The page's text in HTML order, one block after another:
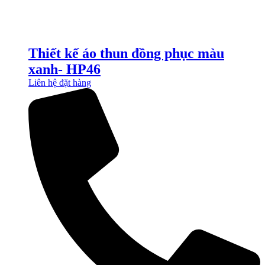
Thiết kế áo thun đồng phục màu
xanh- HP46
Liên hệ đặt hàng